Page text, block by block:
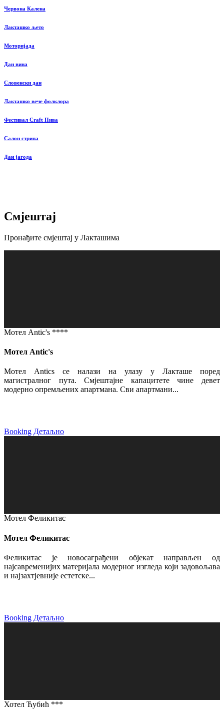
Червона Калена
Лакташко љето
Моторијада
Дан вина
Словенски дан
Лакташко вече фолклора
Фестивал Craft Пива
Салон стрипа
Дан јагода
Смјештај
Пронађите смјештај у Лакташима
Мотел Antic's ****
Мотел Antic's
Мотел Antics се налази на улазу у Лакташе поред
магистралног пута. Смјештајне капацитете чине девет
модерно опремљених апартмана. Сви апартмани...
Booking Детаљно
Мотел Феликитас
Мотел Феликитас
Феликитас је новосаграђени објекат направљен од
најсавременијих материјала модерног изгледа који задовољава
и најзахтјевније естетске...
Booking Детаљно
Хотел Ћубић ***